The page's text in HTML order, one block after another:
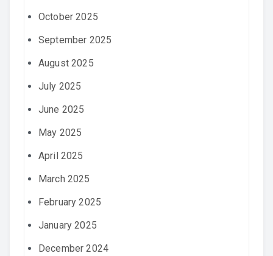
October 2025
September 2025
August 2025
July 2025
June 2025
May 2025
April 2025
March 2025
February 2025
January 2025
December 2024